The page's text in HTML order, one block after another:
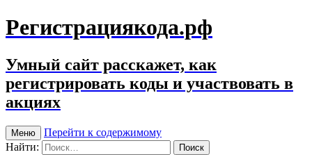
Регистрациякода.рф
Умный сайт расскажет, как
регистрировать коды и участвовать в
акциях
Меню
Перейти к содержимому
Найти: